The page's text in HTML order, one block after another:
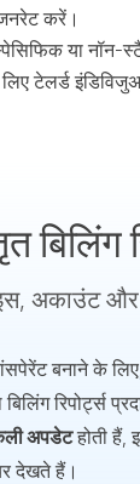
करें।
या नॉन-
टेलर्ड
बिलिंग
अकाउंट
बनाने के
रिपोर्ट्स
अपडेटहोती हैं,
देखते हैं।